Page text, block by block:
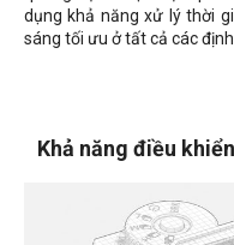
dụng khả năng xử lý thời
sáng tối ưu ở tất cả các định
Khả năng điều